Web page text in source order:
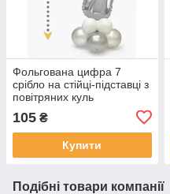
Фольгована цифра 7
срібло на стійці-підставці з
повітряних куль
105 ₴
Купити
Подібні товари компанії